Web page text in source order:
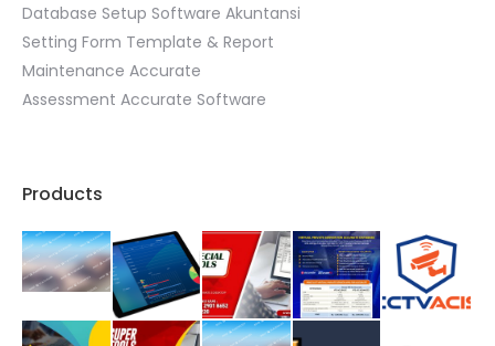
Database Setup Software Akuntansi
Setting Form Template & Report
Maintenance Accurate
Assessment Accurate Software
Products